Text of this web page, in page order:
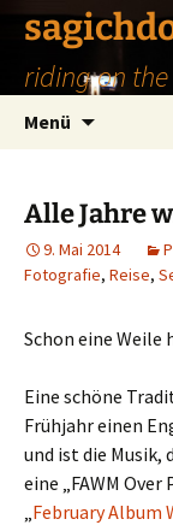
Zum
Inhalt
springen
riding on
Menü
Alle Jahre
9. Mai 2014
Fotografie, Reise,
Schon eine
Eine schöne
Frühjahr einen
und ist die Musik,
eine „FAWM
„February Album